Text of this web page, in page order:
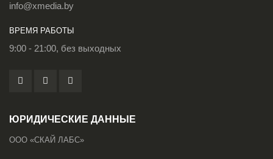
info@xmedia.by
ВРЕМЯ РАБОТЫ
9:00 - 21:00, без выходных
ЮРИДИЧЕСКИЕ ДАННЫЕ
ООО «СКАЙ ЛАБС»